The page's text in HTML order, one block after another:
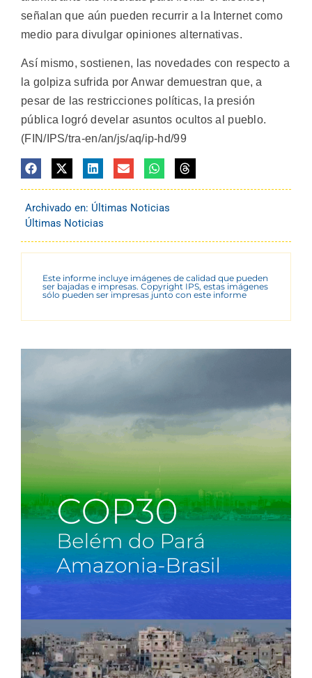
señalan que aún pueden recurrir a la Internet como
medio para divulgar opiniones alternativas.
Así mismo, sostienen, las novedades con respecto a
la golpiza sufrida por Anwar demuestran que, a
pesar de las restricciones políticas, la presión
pública logró develar asuntos ocultos al pueblo.
(FIN/IPS/tra-en/an/js/aq/ip-hd/99
Archivado en: Últimas Noticias
Últimas Noticias
Este informe incluye imágenes de calidad que pueden
ser bajadas e impresas. Copyright IPS, estas imágenes
sólo pueden ser impresas junto con este informe